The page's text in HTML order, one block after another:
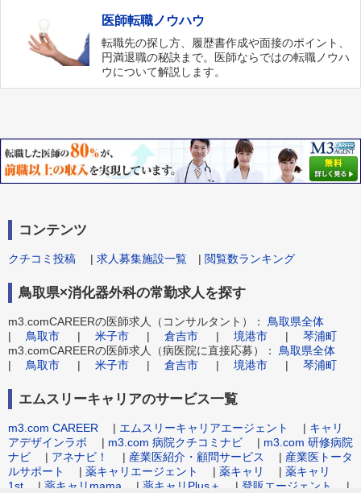
医師転職ノウハウ
転職先の探し方、履歴書作成や面接のポイント、
円満退職の秘訣まで。医師ならではの転職ノウハ
ウについて解説します。
コンテンツ
クチコミ投稿 | 求人募集施設一覧 | 閲覧数ランキング
鳥取県×消化器外科の常勤求人を探す
m3.comCAREERの医師求人（コンサルタント）： 鳥取県全体
| 鳥取市 | 米子市 | 倉吉市 | 境港市 | 琴浦町
m3.comCAREERの医師求人（病医院に直接応募）： 鳥取県全体
| 鳥取市 | 米子市 | 倉吉市 | 境港市 | 琴浦町
エムスリーキャリアのサービス一覧
m3.com CAREER | エムスリーキャリアエージェント | キャリ
アデザインラボ | m3.com 病院クチコミナビ | m3.com 研修病院
ナビ | アネナビ！ | 産業医紹介・顧問サービス | 産業医トータ
ルサポート
| 薬キャリエージェント | 薬キャリ | 薬キャリ
1st | 薬キャリmama | 薬キャリPlus＋ | 登販エージェント |